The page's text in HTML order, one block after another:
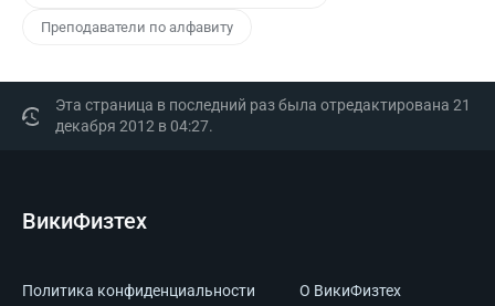
Преподаватели по алфавиту
Эта страница в последний раз была отредактирована 21
декабря 2012 в 04:27.
ВикиФизтех
Политика конфиденциальности О ВикиФизтех